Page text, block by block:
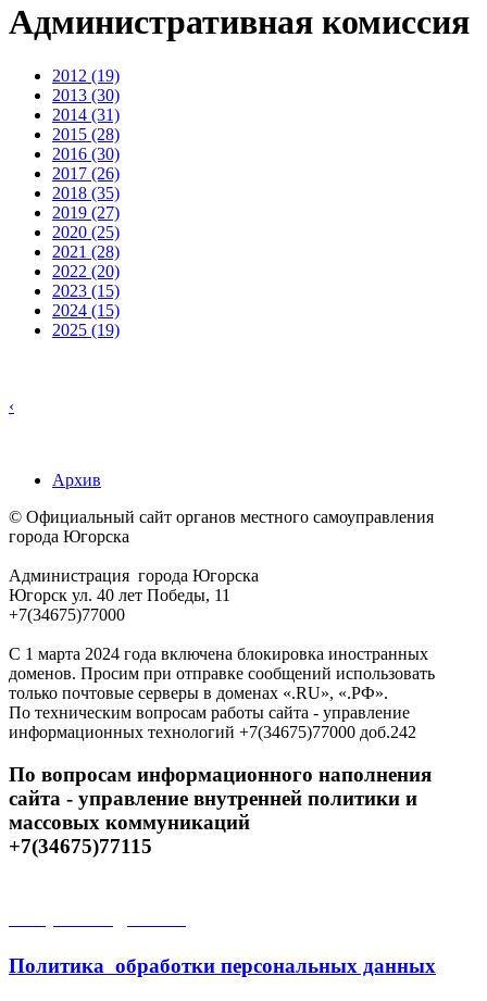
Административная комиссия
2012 (19)
2013 (30)
2014 (31)
2015 (28)
2016 (30)
2017 (26)
2018 (35)
2019 (27)
2020 (25)
2021 (28)
2022 (20)
2023 (15)
2024 (15)
2025 (19)
‹
Архив
© Официальный сайт органов местного самоуправления
города Югорска
Администрация города Югорска
Югорск ул. 40 лет Победы, 11
+7(34675)77000
С 1 марта 2024 года включена блокировка иностранных
доменов. Просим при отправке сообщений использовать
только почтовые серверы в доменах «.RU», «.РФ».
По техническим вопросам работы сайта - управление
информационных технологий +7(34675)77000 доб.242
По вопросам информационного наполнения
сайта - управление внутренней политики и
массовых коммуникаций
+7(34675)77115
Политика обработки персональных данных